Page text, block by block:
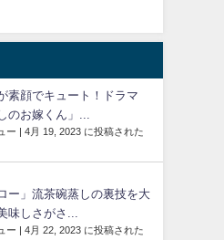
素顔でキュート！ドラマ
のお嫁くん」...
ー | 4月 19, 2023 に投稿された
ー」流茶碗蒸しの裏技を大
味しさがさ...
ー | 4月 22, 2023 に投稿された